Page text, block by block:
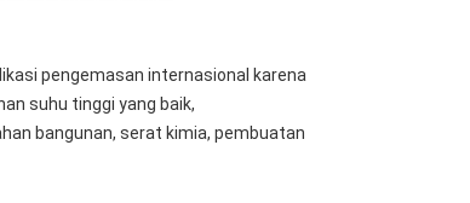
pengemasan internasional karena
suhu tinggi yang baik,
bangunan, serat kimia, pembuatan